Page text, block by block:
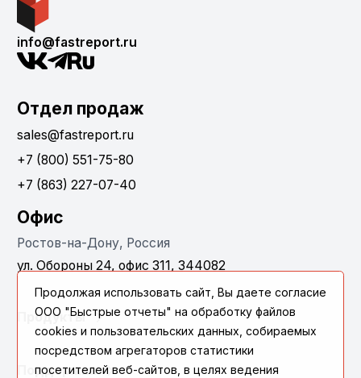
info@fastreport.ru
Отдел продаж
sales@fastreport.ru
+7 (800) 551-75-80
+7 (863) 227-07-40
Офис
Ростов-на-Дону, Россия
ул. Обороны 24, офис 311, 344082
Продукты
Поддержка
Продолжая использовать сайт, Вы даете согласие
ООО "Быстрые отчеты" на обработку файлов
cookies и пользовательских данных, собираемых
посредством агрегаторов статистики
посетителей веб-сайтов, в целях ведения